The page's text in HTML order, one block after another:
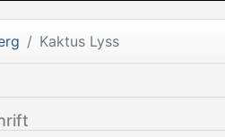
Kaktus Lyss